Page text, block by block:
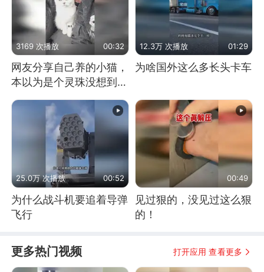
3169 次播放 00:32
网友分享自己养的小猫，
本以为是个灵珠没想到是
12.3万 次播放 01:29
为啥国外这么多长头卡车
25.0万 次播放 00:52
为什么战斗机要追着导弹
飞行
00:49
见过狠的，没见过这么狠
的！
更多热门视频 打开应用 查看更多